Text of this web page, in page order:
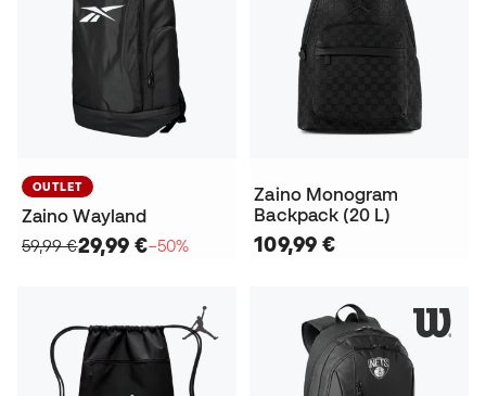
OUTLET
Zaino Wayland
59,99 €29,99 €−50%
Zaino Monogram
Backpack (20 L)
109,99 €